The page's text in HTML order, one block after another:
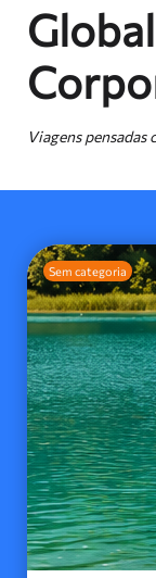
Viagens
Sem categoria